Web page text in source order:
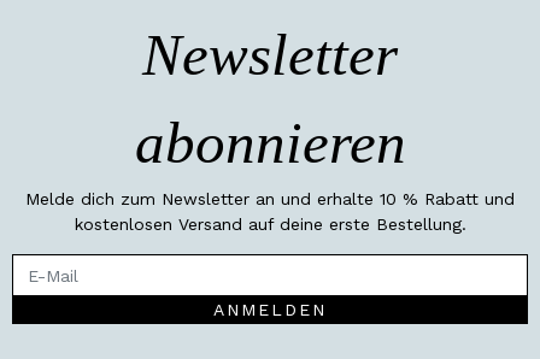
Newsletter
abonnieren
Melde dich zum Newsletter an und erhalte 10 % Rabatt und
kostenlosen Versand auf deine erste Bestellung.
ANMELDEN